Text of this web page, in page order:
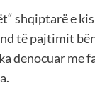
shqiptarë e
të pajtimit
denocuar me